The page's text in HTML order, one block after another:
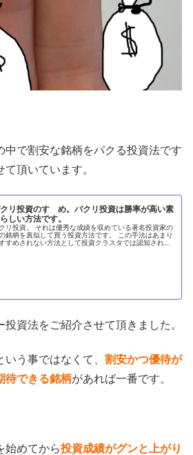
中で割安な銘柄をパクる投資法です
頂いています。
リ投資のすゝめ。パクリ投資は勝率が高い素
しい方法です。
リ投資。 それは優秀な成績を収めている著名投資家の
銘柄を真似して買う投資方法です。 この手法はあまり
すめされない方法として投資クラスタでは認知されて
資法をご紹介させて頂きました。
う事ではなくて、 割安かつ優待が
待できる銘柄があれば一番です。
始めてから投資成績がグンと上がり